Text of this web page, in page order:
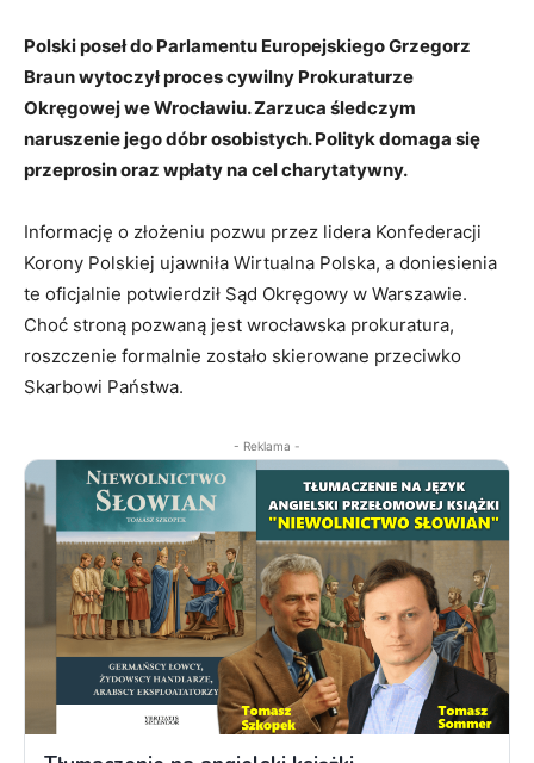
Polski poseł do Parlamentu Europejskiego Grzegorz
Braun wytoczył proces cywilny Prokuraturze
Okręgowej we Wrocławiu. Zarzuca śledczym
naruszenie jego dóbr osobistych. Polityk domaga się
przeprosin oraz wpłaty na cel charytatywny.
Informację o złożeniu pozwu przez lidera Konfederacji
Korony Polskiej ujawniła Wirtualna Polska, a doniesienia
te oficjalnie potwierdził Sąd Okręgowy w Warszawie.
Choć stroną pozwaną jest wrocławska prokuratura,
roszczenie formalnie zostało skierowane przeciwko
Skarbowi Państwa.
- Reklama -